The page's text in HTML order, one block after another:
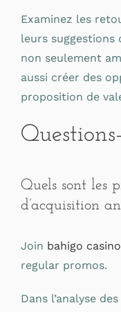
Examinez les
leurs suggestions
non seulement
aussi créer des
proposition de
Quels sont les
d’acquisition
Join bahigo casino
regular promos.
Dans l’analyse